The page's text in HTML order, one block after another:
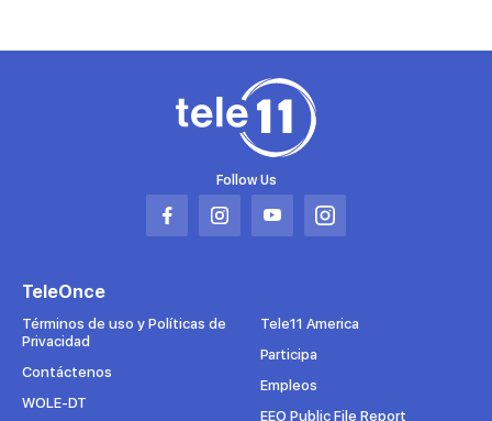
Follow Us
Abrir
pestaña
Abrir
pestaña
Abrir
pestaña
Abrir
pestaña
TeleOnce
Términos de uso y Políticas de
Privacidad
Contáctenos
WOLE-DT
Tele11 America
Participa
Empleos
EEO Public File Report